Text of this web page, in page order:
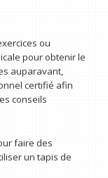
ou
pour obtenir le
auparavant,
certifié afin
conseils
faire des
un tapis de